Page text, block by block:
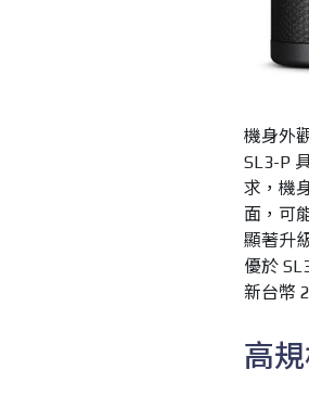
機身外
SL3-P
求，機
面，可
顯著升
優於
新台幣
高